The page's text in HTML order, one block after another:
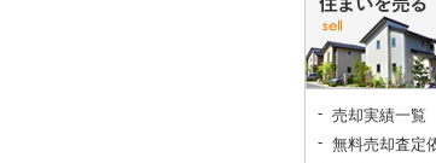
売却実績一覧
無料売却査定